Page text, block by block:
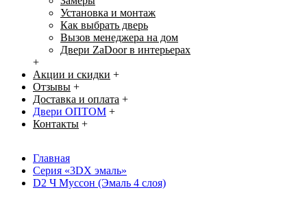
Установка и монтаж
Как выбрать дверь
Вызов менеджера на дом
Двери ZaDoor в интерьерах
+
Акции и скидки +
Отзывы +
Доставка и оплата +
Двери ОПТОМ +
Контакты +
Главная
Серия «3DX эмаль»
D2 Ч Муссон (Эмаль 4 слоя)